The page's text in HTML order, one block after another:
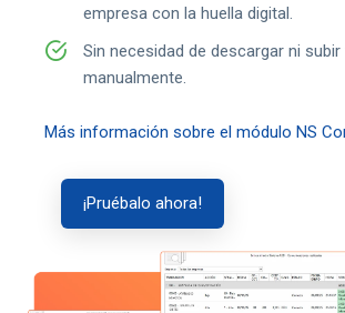
empresa con la huella digital.
Sin necesidad de descargar ni
manualmente.
Más información sobre el módulo NS
¡Pruébalo ahora!